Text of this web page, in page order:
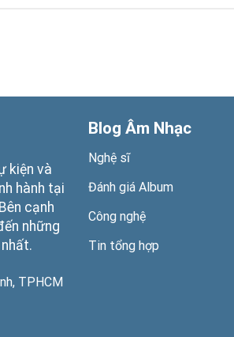
kiện và
hành tại
cạnh
những
TPHCM
Blog Âm Nhạc
Nghệ sĩ
Đánh giá Album
Công nghệ
Tin tổng hợp